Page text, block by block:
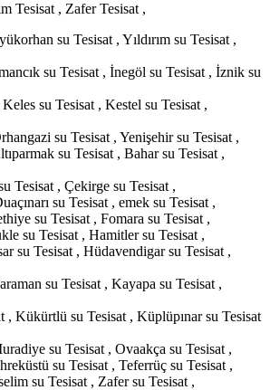
Tesisat , Zafer Tesisat ,
su Tesisat , Yıldırım su Tesisat ,
su Tesisat , İnegöl su Tesisat , İznik su
su Tesisat , Kestel su Tesisat ,
su Tesisat , Yenişehir su Tesisat ,
su Tesisat , Bahar su Tesisat ,
Tesisat , Çekirge su Tesisat ,
su Tesisat , emek su Tesisat ,
su Tesisat , Fomara su Tesisat ,
su Tesisat , Hamitler su Tesisat ,
su Tesisat , Hüdavendigar su Tesisat ,
su Tesisat , Kayapa su Tesisat ,
, Kükürtlü su Tesisat , Küplüpınar su Tesisat
su Tesisat , Ovaakça su Tesisat ,
su Tesisat , Teferrüç su Tesisat ,
su Tesisat , Zafer su Tesisat ,